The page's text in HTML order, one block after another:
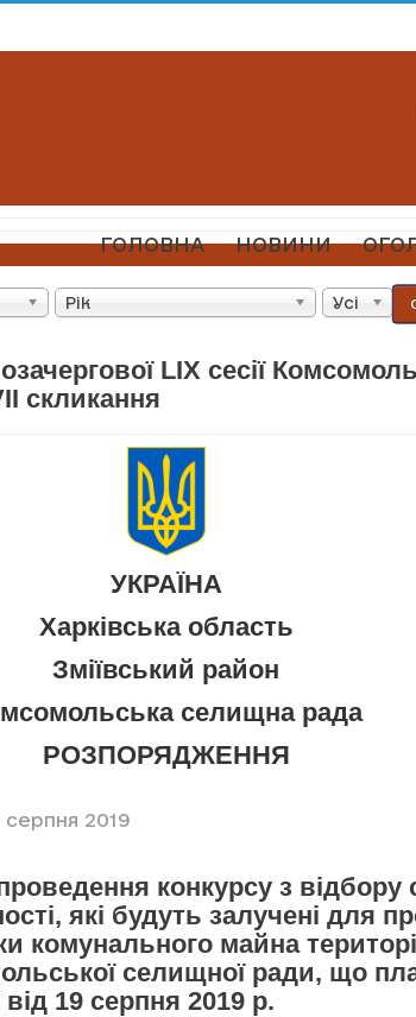
ГОЛОВНА НОВИНИ
Рік Усі
LIX сесії
скликання
УКРАЇНА
Харківська область
Зміївський район
селищна рада
РОЗПОРЯДЖЕННЯ
серпня 2019
конкурсу з відбору
які будуть залучені для
комунального майна
селищної ради, що
19 серпня 2019 р.